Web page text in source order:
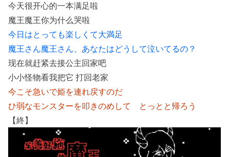
今天很开心的一本满足啦
魔王魔王你为什么哭啦
今日はとっても楽しくて大満足
魔王さん魔王さん、あなたはどうして泣いてるの？
现在就赶紧去接公主回家吧
小小怪物看我把它 打回老家
今こそ急いで姫を連れ戻すのだ
ひ弱なモンスターを叩きのめして とっとと帰ろう
【終】